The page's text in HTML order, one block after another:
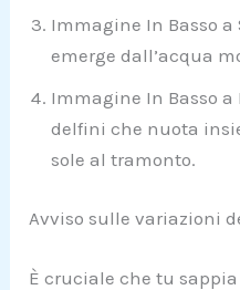
Immagine In Basso
emerge dall’acqua
Immagine In Basso a
delfini che nuota
sole al tramonto.
Avviso sulle variazioni
È cruciale che tu